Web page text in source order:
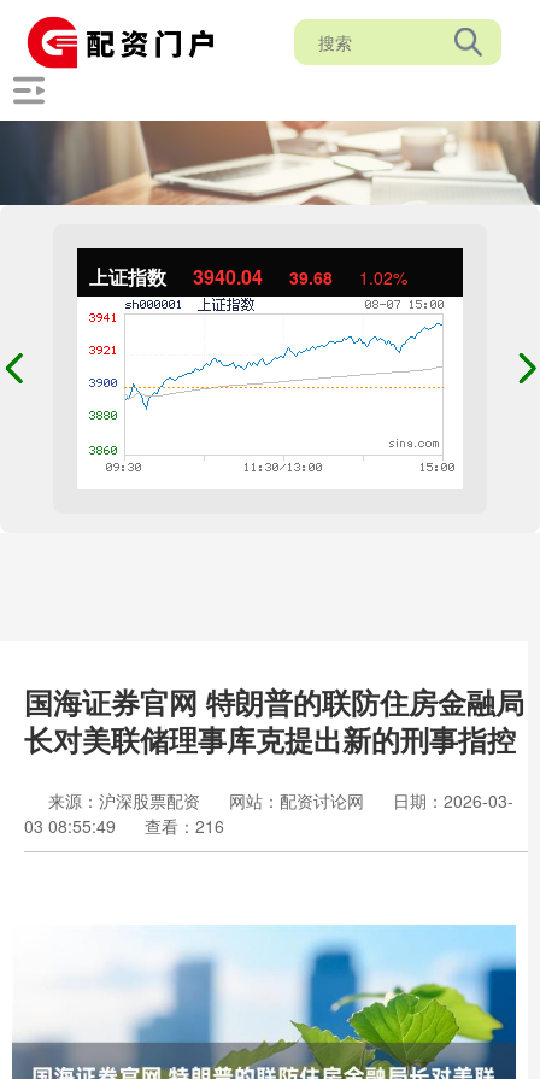
上证指数 3940.04 39.68 1.02%
国海证券官网 特朗普的联防住房金融局
长对美联储理事库克提出新的刑事指控
来源：沪深股票配资 网站：配资讨论网
日期：2026-03-
03 08:55:49
查看：216